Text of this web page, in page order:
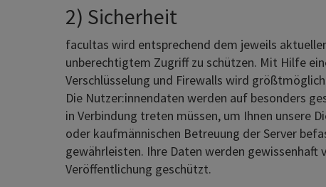
2) Sicherheit
facultas wird entsprechend dem jeweils
unberechtigtem Zugriff zu schützen. Mit Hilfe
Verschlüsselung und Firewalls wird
Die Nutzer:innendaten werden auf besonders
in Verbindung treten müssen, um Ihnen unsere
oder kaufmännischen Betreuung der Server
gewährleisten. Ihre Daten werden
Veröffentlichung geschützt.